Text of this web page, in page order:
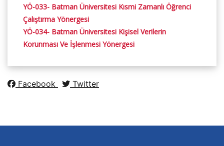
YÖ-033- Batman Üniversitesi Kısmi Zamanlı Öğrenci
Çalıştırma Yönergesi
YÖ-034- Batman Üniversitesi Kişisel Verilerin
Korunması Ve İşlenmesi Yönergesi
Facebook Twitter